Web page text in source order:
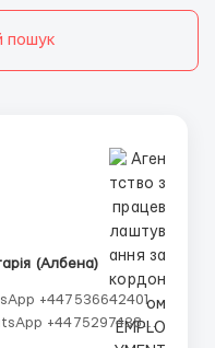
пошук
(Албена)